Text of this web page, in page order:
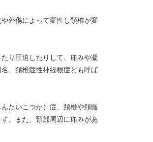
外傷によって変性し頚椎が変
り圧迫したりして、痛みや凝
、頚椎症性神経根症とも呼ば
たいこつか）症、頚椎や頚髄
。また、頚部周辺に痛みがあ